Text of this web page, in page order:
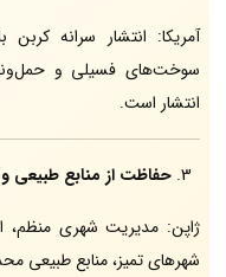
سوخت‌های فسیلی و
انتشار است.
حفاظت از منابع
ژاپن: مدیریت شهری منظم،
شهرهای تمیز، منابع طبیعی